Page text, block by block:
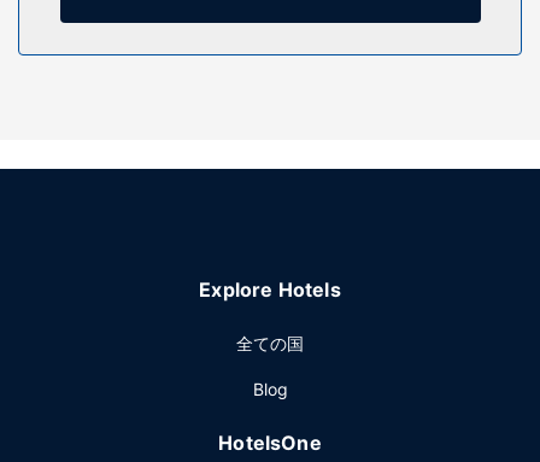
ドリー サービス、24 時間対応フロントデスクをお使いいた
のカンファレンス センターなど総面積 90 平方メートル
空港送迎シャトルサービス (24 時間対応) を無料でご利用い
Explore Hotels
全ての国
Blog
HotelsOne